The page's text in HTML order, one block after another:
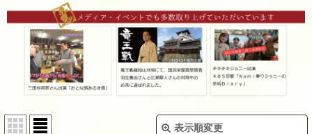
表示順変更